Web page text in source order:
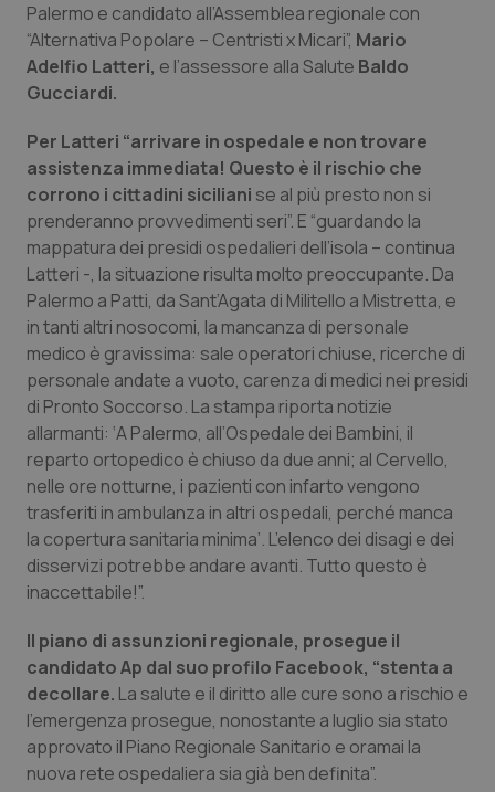
Calabria
Campania
Emilia-Romagna
Friuli Venezia Giulia
Lazio
Liguria
Lombardia
Marche
Molise
Piemonte
Provincia Autonoma di Trento
Puglia
Sardegna
Asma & BPCO
Car-T
Colesterolo & coronaropatie
Dermatite Atopica
Diabete & glucometri
Disturbi dell’umore
Dolore
Donna & Salute
Epatiti
HIV
Ipertensione & Scompenso
Malattie rare
Malattia di Crohn & Rettocolite Ulcerosa
Palermo e candidato all’Assemblea regionale con
“Alternativa Popolare – Centristi x Micari”, Mario
Adelfio Latteri, e l’assessore alla Salute Baldo
Gucciardi.
Per Latteri “arrivare in ospedale e non trovare
assistenza immediata! Questo è il rischio che
corrono i cittadini siciliani se al più presto non si
prenderanno provvedimenti seri”. E “guardando la
mappatura dei presidi ospedalieri dell’isola – continua
Latteri -, la situazione risulta molto preoccupante. Da
Palermo a Patti, da Sant’Agata di Militello a Mistretta, e
in tanti altri nosocomi, la mancanza di personale
medico è gravissima: sale operatori chiuse, ricerche di
personale andate a vuoto, carenza di medici nei presidi
di Pronto Soccorso. La stampa riporta notizie
allarmanti: ‘A Palermo, all’Ospedale dei Bambini, il
reparto ortopedico è chiuso da due anni; al Cervello,
nelle ore notturne, i pazienti con infarto vengono
trasferiti in ambulanza in altri ospedali, perché manca
la copertura sanitaria minima’. L’elenco dei disagi e dei
disservizi potrebbe andare avanti. Tutto questo è
inaccettabile!”.
Il piano di assunzioni regionale, prosegue il
candidato Ap dal suo profilo Facebook, “stenta a
decollare. La salute e il diritto alle cure sono a rischio e
l’emergenza prosegue, nonostante a luglio sia stato
approvato il Piano Regionale Sanitario e oramai la
nuova rete ospedaliera sia già ben definita”.